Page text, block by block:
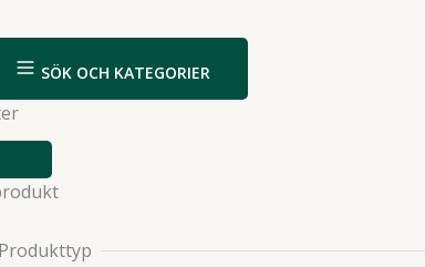
SÖK OCH KATEGORIER
ELLER
DÖLJ
Produkttyp